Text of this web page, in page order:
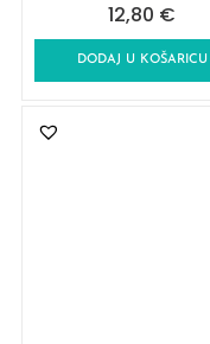
12,80 €
DODAJ U KOŠARICU